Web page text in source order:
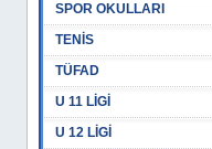
SPOR OKULLARI
TENİS
TÜFAD
U 11 LİGİ
U 12 LİGİ